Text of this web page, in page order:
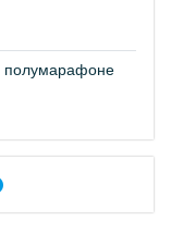
полумарафоне